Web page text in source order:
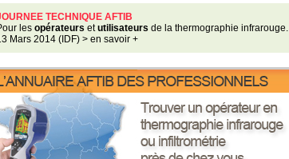
TECHNIQUE AFTIB
les opérateurs etutilisateurs de la thermographie infrarouge.
Mars 2014 (IDF) > en savoir +